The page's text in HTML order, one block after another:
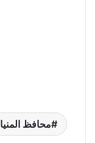
محافظ المنيا